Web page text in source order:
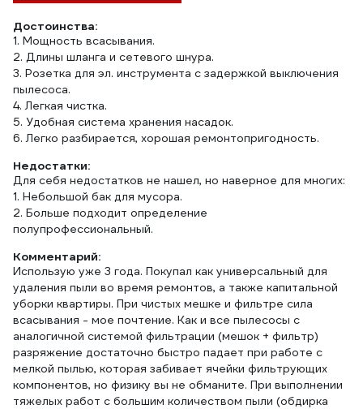
Достоинства:
1. Мощность всасывания.
2. Длины шланга и сетевого шнура.
3. Розетка для эл. инструмента с задержкой выключения
пылесоса.
4. Легкая чистка.
5. Удобная система хранения насадок.
6. Легко разбирается, хорошая ремонтопригодность.
Недостатки:
Для себя недостатков не нашел, но наверное для многих:
1. Небольшой бак для мусора.
2. Больше подходит определение
полупрофессиональный.
Комментарий:
Использую уже 3 года. Покупал как универсальный для
удаления пыли во время ремонтов, а также капитальной
уборки квартиры. При чистых мешке и фильтре сила
всасывания - мое почтение. Как и все пылесосы с
аналогичной системой фильтрации (мешок + фильтр)
разряжение достаточно быстро падает при работе с
мелкой пылью, которая забивает ячейки фильтрующих
компонентов, но физику вы не обманите. При выполнении
тяжелых работ с большим количеством пыли (обдирка